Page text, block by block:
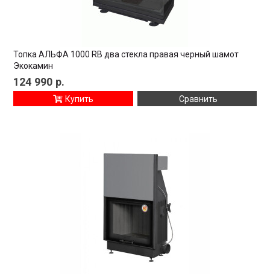
Топка АЛЬФА 1000 RB два стекла правая черный шамот
Экокамин
124 990 р.
Купить Сравнить